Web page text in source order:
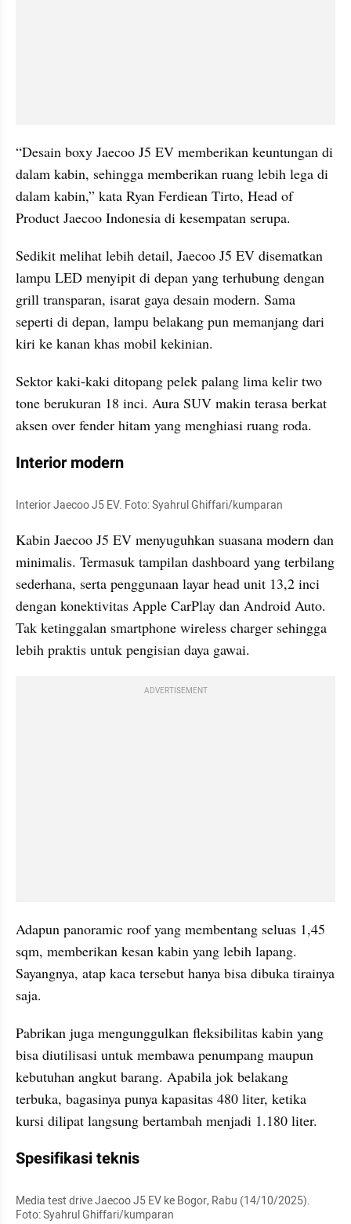
“Desain boxy Jaecoo J5 EV memberikan keuntungan di
dalam kabin, sehingga memberikan ruang lebih lega di
dalam kabin,” kata Ryan Ferdiean Tirto, Head of
Product Jaecoo Indonesia di kesempatan serupa.
Sedikit melihat lebih detail, Jaecoo J5 EV disematkan
lampu LED menyipit di depan yang terhubung dengan
grill transparan, isarat gaya desain modern. Sama
seperti di depan, lampu belakang pun memanjang dari
kiri ke kanan khas mobil kekinian.
Sektor kaki-kaki ditopang pelek palang lima kelir two
tone berukuran 18 inci. Aura SUV makin terasa berkat
aksen over fender hitam yang menghiasi ruang roda.
Interior modern
Interior Jaecoo J5 EV. Foto: Syahrul Ghiffari/kumparan
Kabin Jaecoo J5 EV menyuguhkan suasana modern dan
minimalis. Termasuk tampilan dashboard yang terbilang
sederhana, serta penggunaan layar head unit 13,2 inci
dengan konektivitas Apple CarPlay dan Android Auto.
Tak ketinggalan smartphone wireless charger sehingga
lebih praktis untuk pengisian daya gawai.
ADVERTISEMENT
Adapun panoramic roof yang membentang seluas 1,45
sqm, memberikan kesan kabin yang lebih lapang.
Sayangnya, atap kaca tersebut hanya bisa dibuka tirainya
saja.
Pabrikan juga mengunggulkan fleksibilitas kabin yang
bisa diutilisasi untuk membawa penumpang maupun
kebutuhan angkut barang. Apabila jok belakang
terbuka, bagasinya punya kapasitas 480 liter, ketika
kursi dilipat langsung bertambah menjadi 1.180 liter.
Spesifikasi teknis
Media test drive Jaecoo J5 EV ke Bogor, Rabu (14/10/2025).
Foto: Syahrul Ghiffari/kumparan